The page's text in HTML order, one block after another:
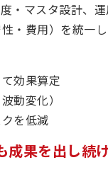
・マスタ設計、
・費用）を統一
効果算定
動変化）
を低減
成果を出し続